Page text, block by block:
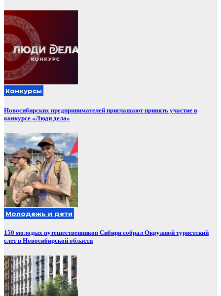
Конкурсы
Новосибирских предпринимателей приглашают принять участие в
конкурсе «Люди дела»
Молодежь и дети
150 молодых путешественников Сибири собрал Окружной туристский
слет в Новосибирской области